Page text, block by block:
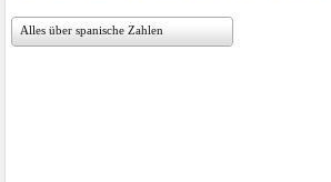
Alles über spanische Zahlen